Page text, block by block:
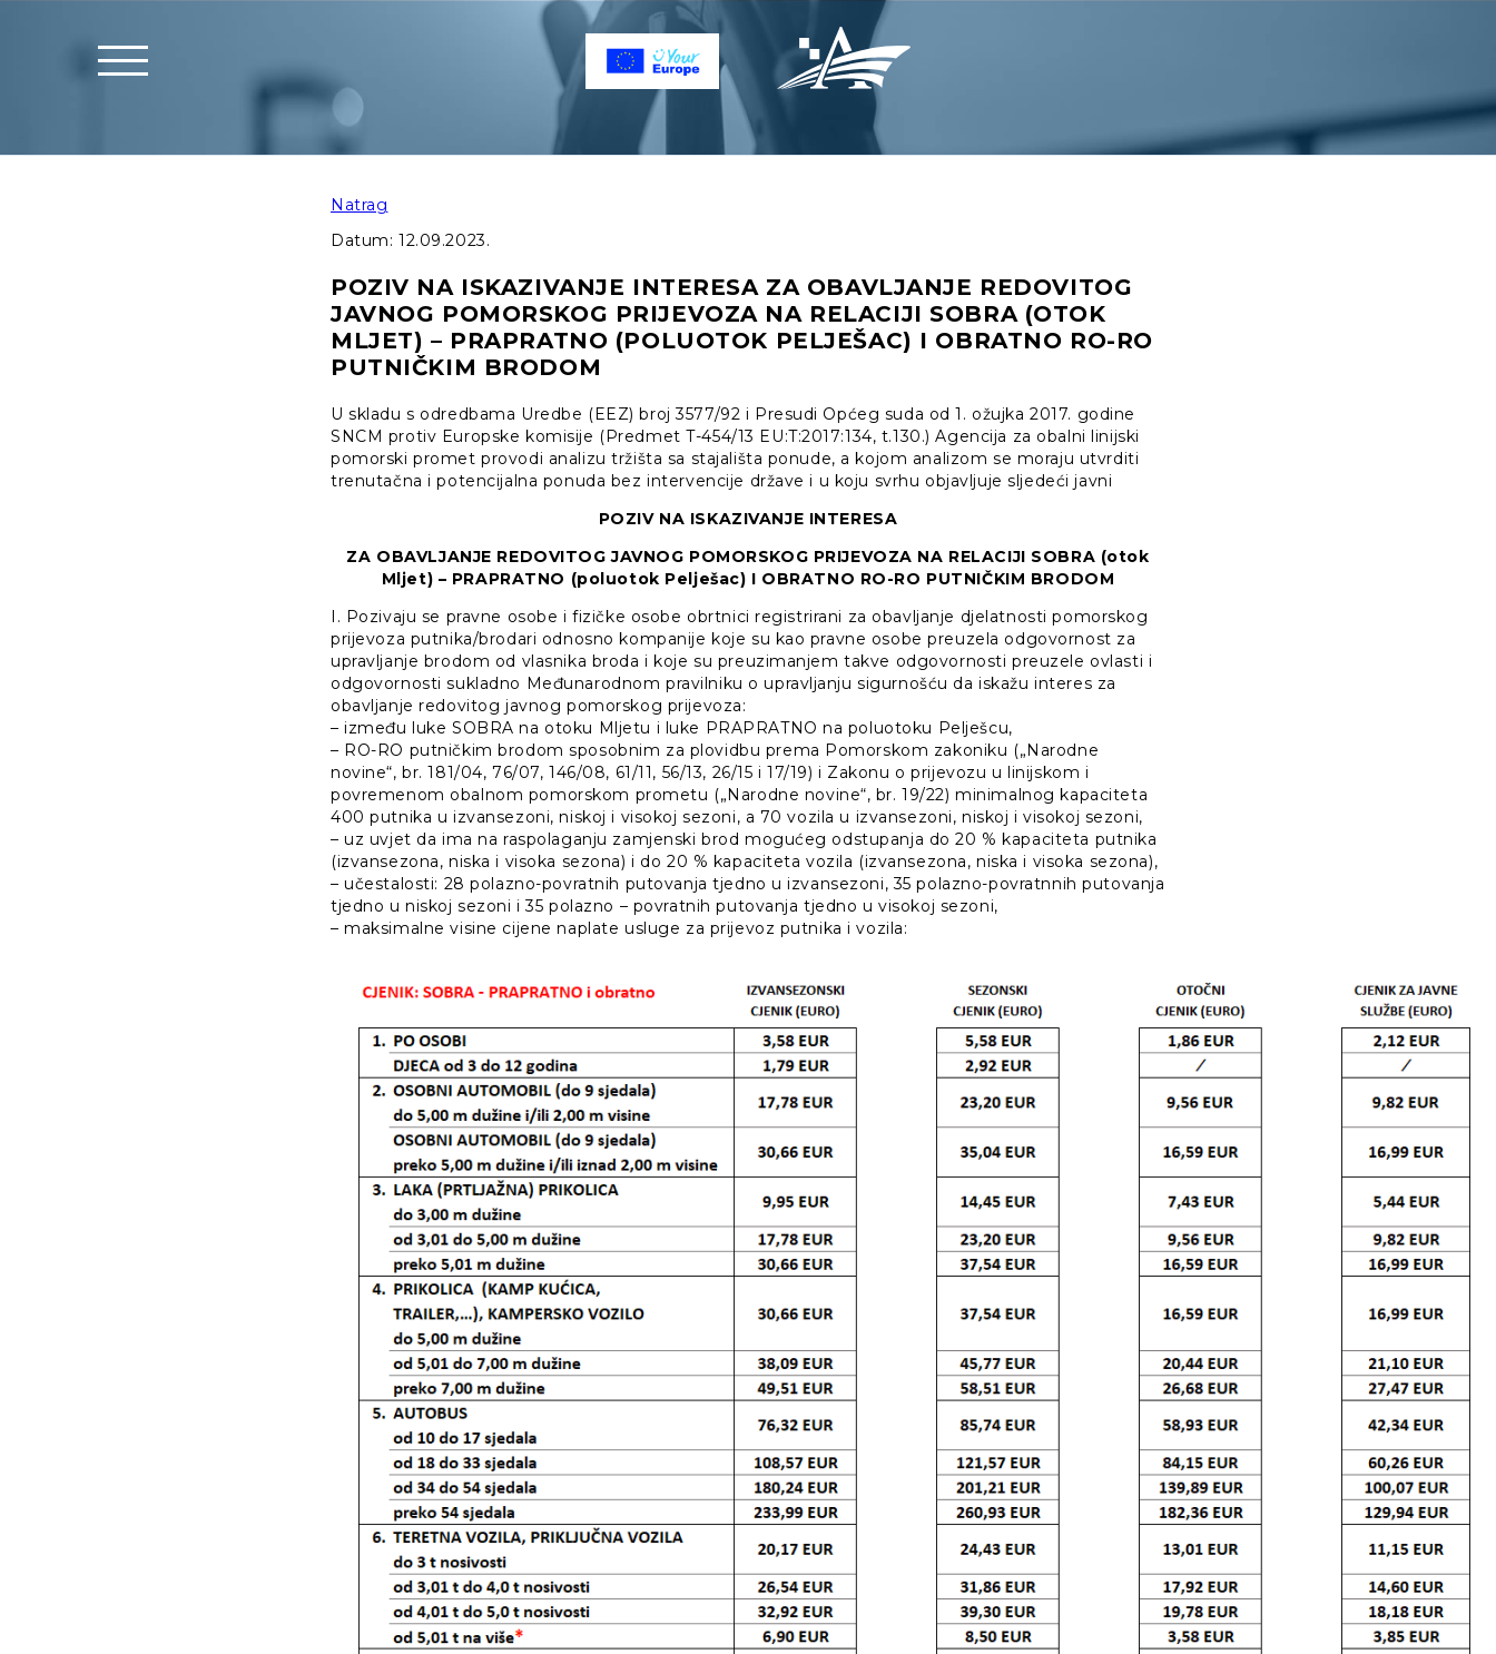
Natrag
Datum: 12.09.2023.
POZIV NA ISKAZIVANJE INTERESA ZA OBAVLJANJE REDOVITOG
JAVNOG POMORSKOG PRIJEVOZA NA RELACIJI SOBRA (OTOK
MLJET) – PRAPRATNO (POLUOTOK PELJEŠAC) I OBRATNO RO-RO
PUTNIČKIM BRODOM
U skladu s odredbama Uredbe (EEZ) broj 3577/92 i Presudi Općeg suda od 1. ožujka 2017. godine
SNCM protiv Europske komisije (Predmet T-454/13 EU:T:2017:134, t.130.) Agencija za obalni linijski
pomorski promet provodi analizu tržišta sa stajališta ponude, a kojom analizom se moraju utvrditi
trenutačna i potencijalna ponuda bez intervencije države i u koju svrhu objavljuje sljedeći javni
POZIV NA ISKAZIVANJE INTERESA
ZA OBAVLJANJE REDOVITOG JAVNOG POMORSKOG PRIJEVOZA NA RELACIJI SOBRA (otok
Mljet) – PRAPRATNO (poluotok Pelješac) I OBRATNO RO-RO PUTNIČKIM BRODOM
I. Pozivaju se pravne osobe i fizičke osobe obrtnici registrirani za obavljanje djelatnosti pomorskog
prijevoza putnika/brodari odnosno kompanije koje su kao pravne osobe preuzela odgovornost za
upravljanje brodom od vlasnika broda i koje su preuzimanjem takve odgovornosti preuzele ovlasti i
odgovornosti sukladno Međunarodnom pravilniku o upravljanju sigurnošću da iskažu interes za
obavljanje redovitog javnog pomorskog prijevoza:
– između luke SOBRA na otoku Mljetu i luke PRAPRATNO na poluotoku Pelješcu,
– RO-RO putničkim brodom sposobnim za plovidbu prema Pomorskom zakoniku („Narodne
novine“, br. 181/04, 76/07, 146/08, 61/11, 56/13, 26/15 i 17/19) i Zakonu o prijevozu u linijskom i
povremenom obalnom pomorskom prometu („Narodne novine“, br. 19/22) minimalnog kapaciteta
400 putnika u izvansezoni, niskoj i visokoj sezoni, a 70 vozila u izvansezoni, niskoj i visokoj sezoni,
– uz uvjet da ima na raspolaganju zamjenski brod mogućeg odstupanja do 20 % kapaciteta putnika
(izvansezona, niska i visoka sezona) i do 20 % kapaciteta vozila (izvansezona, niska i visoka sezona),
– učestalosti: 28 polazno-povratnih putovanja tjedno u izvansezoni, 35 polazno-povratnnih putovanja
tjedno u niskoj sezoni i 35 polazno – povratnih putovanja tjedno u visokoj sezoni,
– maksimalne visine cijene naplate usluge za prijevoz putnika i vozila: